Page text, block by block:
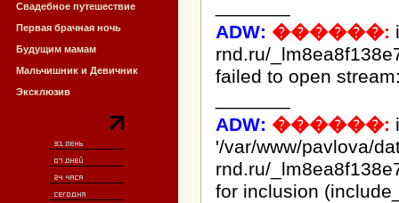
Свадебное путешествие
Первая брачная ночь
Будущим мамам
Мальчишник и Девичник
Эксклюзив
ADW: ������:
rnd.ru/
failed to open
ADW: ������:
'/var/www/pavlova/
rnd.ru/
for inclusion